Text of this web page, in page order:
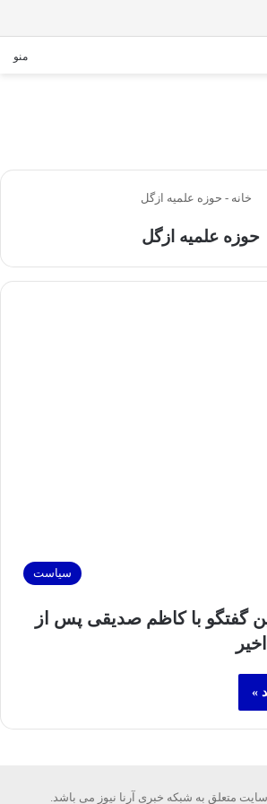
منو
خانه - حوزه علمیه ازگل
حوزه علمیه ازگل
سیاست
گفتگو با کاظم صدیقی پس از
»
متعلق به شبکه خبری آرنا نیوز می باشد.